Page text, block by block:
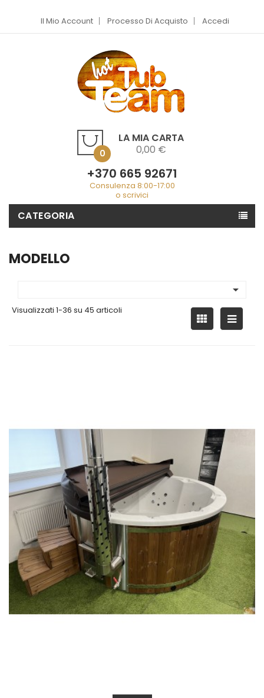
Il Mio Account Processo Di Acquisto Accedi
LA MIA CARTA
0 0,00 €
+370 665 92671
Consulenza 8:00-17:00
o scrivici
CATEGORIA
MODELLO

Visualizzati 1-36 su 45 articoli